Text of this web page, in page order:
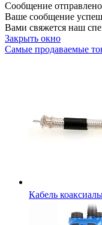
Сообщение отправлено
Ваше сообщение
Вами свяжется наш
Закрыть окно
Самые продаваемые
Кабель